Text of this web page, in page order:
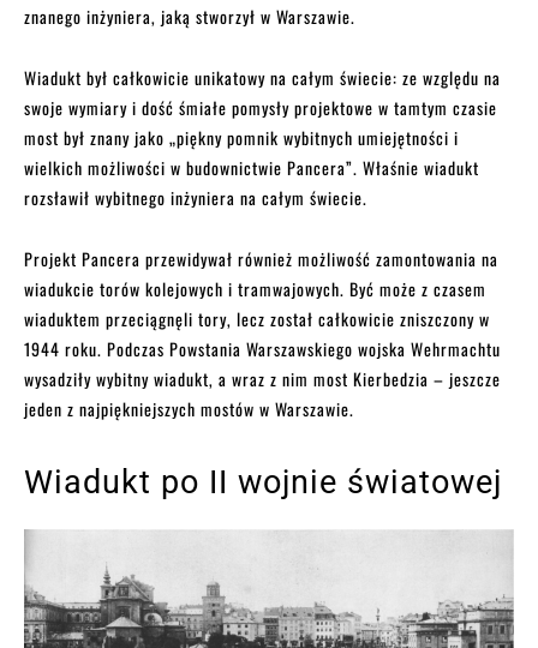
znanego inżyniera, jaką stworzył w Warszawie.
Wiadukt był całkowicie unikatowy na całym świecie: ze względu na
swoje wymiary i dość śmiałe pomysły projektowe w tamtym czasie
most był znany jako „piękny pomnik wybitnych umiejętności i
wielkich możliwości w budownictwie Pancera”. Właśnie wiadukt
rozsławił wybitnego inżyniera na całym świecie.
Projekt Pancera przewidywał również możliwość zamontowania na
wiadukcie torów kolejowych i tramwajowych. Być może z czasem
wiaduktem przeciągnęli tory, lecz został całkowicie zniszczony w
1944 roku. Podczas Powstania Warszawskiego wojska Wehrmachtu
wysadziły wybitny wiadukt, a wraz z nim most Kierbedzia – jeszcze
jeden z najpiękniejszych mostów w Warszawie.
Wiadukt po II wojnie światowej